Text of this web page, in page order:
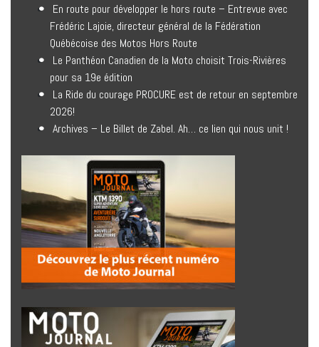
En route pour développer le hors route – Entrevue avec
Frédéric Lajoie, directeur général de la Fédération
Québécoise des Motos Hors Route
Le Panthéon Canadien de la Moto choisit Trois-Rivières
pour sa 19e édition
La Ride du courage PROCURE est de retour en septembre
2026!
Archives – Le Billet de Zabel. Ah… ce lien qui nous unit !